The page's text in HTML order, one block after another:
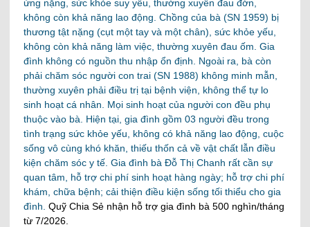
ứng nặng, sức khỏe suy yếu, thường xuyên đau đớn,
không còn khả năng lao động. Chồng của bà (SN 1959) bị
thương tật nặng (cụt một tay và một chân), sức khỏe yếu,
không còn khả năng làm việc, thường xuyên đau ốm. Gia
đình không có nguồn thu nhập ổn định. Ngoài ra, bà còn
phải chăm sóc người con trai (SN 1988) không minh mẫn,
thường xuyên phải điều trị tại bệnh viện, không thể tự lo
sinh hoạt cá nhân. Mọi sinh hoạt của người con đều phụ
thuộc vào bà. Hiện tại, gia đình gồm 03 người đều trong
tình trạng sức khỏe yếu, không có khả năng lao động, cuộc
sống vô cùng khó khăn, thiếu thốn cả về vật chất lẫn điều
kiện chăm sóc y tế. Gia đình bà Đỗ Thị Chanh rất cần sự
quan tâm, hỗ trợ chi phí sinh hoạt hàng ngày; hỗ trợ chi phí
khám, chữa bệnh; cải thiện điều kiện sống tối thiểu cho gia
đình.Quỹ Chia Sẻ nhận hỗ trợ gia đình bà 500 nghìn/tháng
từ 7/2026.